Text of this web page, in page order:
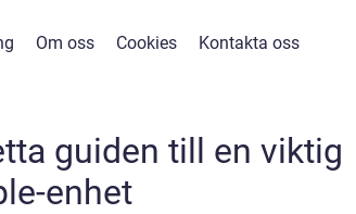
Om oss Cookies Kontakta oss
guiden till en viktig
enhet